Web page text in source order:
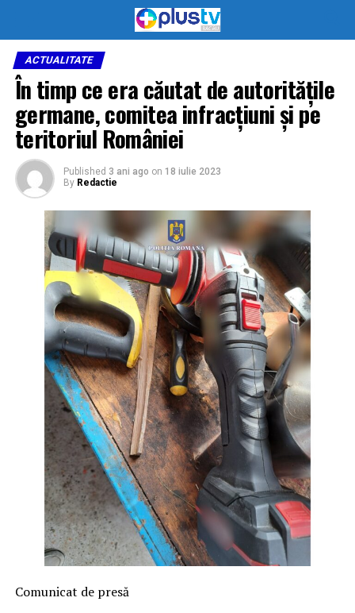
ACTUALITATE
În timp ce era căutat de autoritățile
germane, comitea infracțiuni și pe
teritoriul României
Published 3 ani ago on 18 iulie 2023
By Redactie
Comunicat de presă